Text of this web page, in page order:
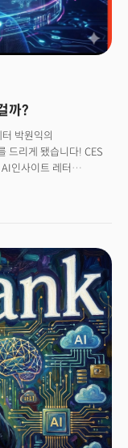
까?
박원익의
드리게 됐습니다! CES
인사이트 레터
1년이 흘렀다는 게
수, 반도체 관세 이슈와
레드 발령까지.정말 숨
요일(KST) 보내드린
겨보셔도 AI 핵심 이슈를
도움이 되셨을지
도 붉은 말, 적토마처럼
계는 멈추지 않고,
으시려면 고삐를 꼭
다) 🙇🏻‍♂️